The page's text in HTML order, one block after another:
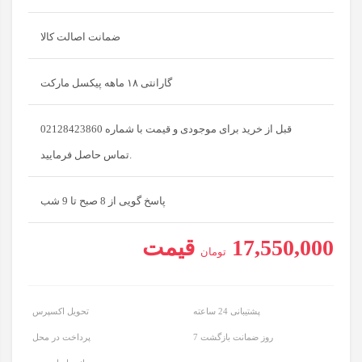
ضمانت اصالت کالا
گارانتی ۱۸ ماهه پیکسل مارکت
قبل از خرید برای موجودی و قیمت با شماره 02128423860
تماس حاصل فرمایید.
پاسخ گویی از 8 صبح تا 9 شب
17,550,000 تومان
تحویل اکسپرس پشتیبانی 24 ساعته
پرداخت در محل 7 روز ضمانت بازگشت